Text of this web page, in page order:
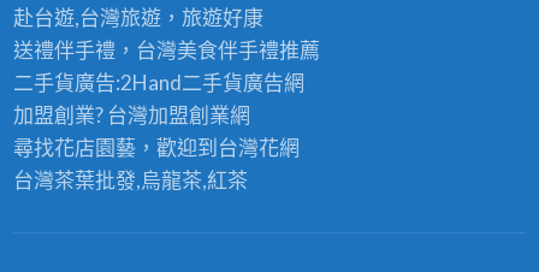
赴台遊,台灣旅遊，旅遊好康
送禮伴手禮，台灣美食伴手禮推薦
二手貨廣告:2Hand二手貨廣告網
加盟創業? 台灣加盟創業網
尋找花店園藝，歡迎到 台灣花網
台灣茶葉批發,烏龍茶,紅茶